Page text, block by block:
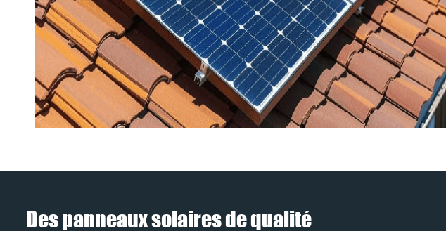
Des panneaux solaires de qualité